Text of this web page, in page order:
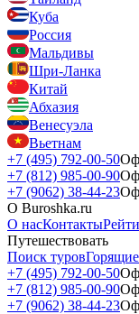
Куба
Россия
Мальдивы
Шри-Ланка
Китай
Абхазия
Венесуэла
Вьетнам
+7 (495) 792-00-50
+7 (812) 985-00-90
+7 (9062) 38-44-23
О Buroshka.ru
О насКонтакты
Путешествовать
Поиск туров
+7 (495) 792-00-50
+7 (812) 985-00-90
+7 (9062) 38-44-23